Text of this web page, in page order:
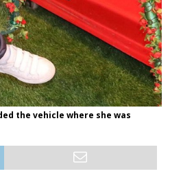
the vehicle where she was